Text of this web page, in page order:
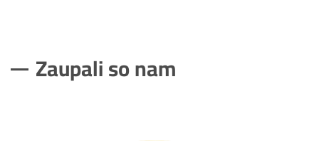
Zaupali so nam